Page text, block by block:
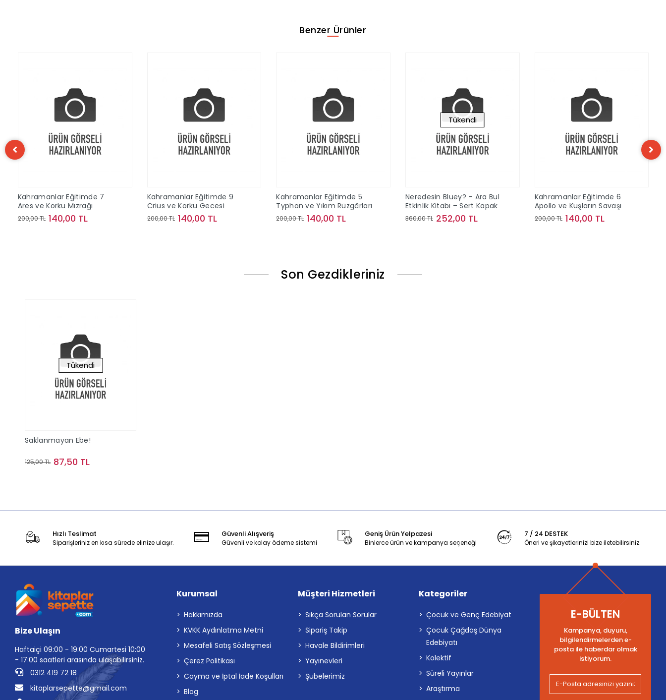
Benzer Ürünler
7
Kahramanlar Eğitimde 9
Crius ve Korku Gecesi
200,00 TL
Kahramanlar Eğitimde 5
Typhon ve Yıkım Rüzgârları
200,00 TL
Neredesin Bluey? – Ara Bul
Etkinlik Kitabı – Sert Kapak
360,00 TL
Kahramanlar Eğitimde 6
Apollo ve Kuşların Savaşı
200,00 TL
Topları
200,00 TL 140,00 TL
Son Gezdikleriniz
Tükendi
Saklanmayan Ebe!
125,00 TL 87,50 TL
Hızlı Teslimat
Siparişleriniz en kısa sürede elinize ulaşır.
Güvenli Alışveriş
Güvenli ve kolay ödeme sistemi
Geniş Ürün Yelpazesi
Binlerce ürün ve kampanya seçeneği
7 / 24 DESTEK
Öneri ve şikayetlerinizi bize iletebilirsiniz.
Bize Ulaşın
Haftaiçi 09:00 - 19:00 Cumartesi 10:00
- 17:00 saatleri arasında ulaşabilirsiniz.
0312 419 72 18
kitaplarsepette@gmail.com
Kurumsal
Hakkımızda
KVKK Aydınlatma Metni
Mesafeli Satış Sözleşmesi
Çerez Politikası
Cayma ve İptal İade Koşulları
Blog
Müşteri Hizmetleri
Sıkça Sorulan Sorular
Sipariş Takip
Havale Bildirimleri
Yayınevleri
Şubelerimiz
Kategoriler
Çocuk ve Genç Edebiyat
Çocuk Çağdaş Dünya
Edebiyatı
Kolektif
Süreli Yayınlar
Araştırma
E-BÜLTEN
Kampanya, duyuru,
bilgilendirmelerden e-
posta ile haberdar olmak
istiyorum.